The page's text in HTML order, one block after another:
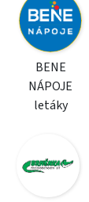
BENE
NÁPOJE
letáky